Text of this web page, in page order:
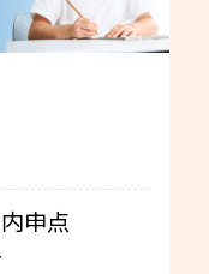
申点